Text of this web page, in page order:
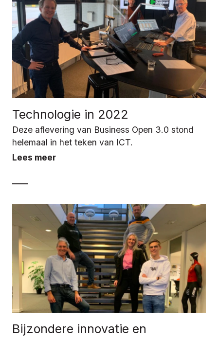
Technologie in 2022
Deze aflevering van Business Open 3.0 stond
helemaal in het teken van ICT.
Lees meer
Bijzondere innovatie en